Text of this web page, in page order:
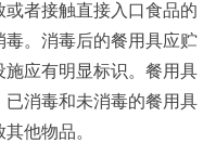
者接触直接入口食品的
。消毒后的餐用具应贮
应有明显标识。餐用具
消毒和未消毒的餐用具
他物品。